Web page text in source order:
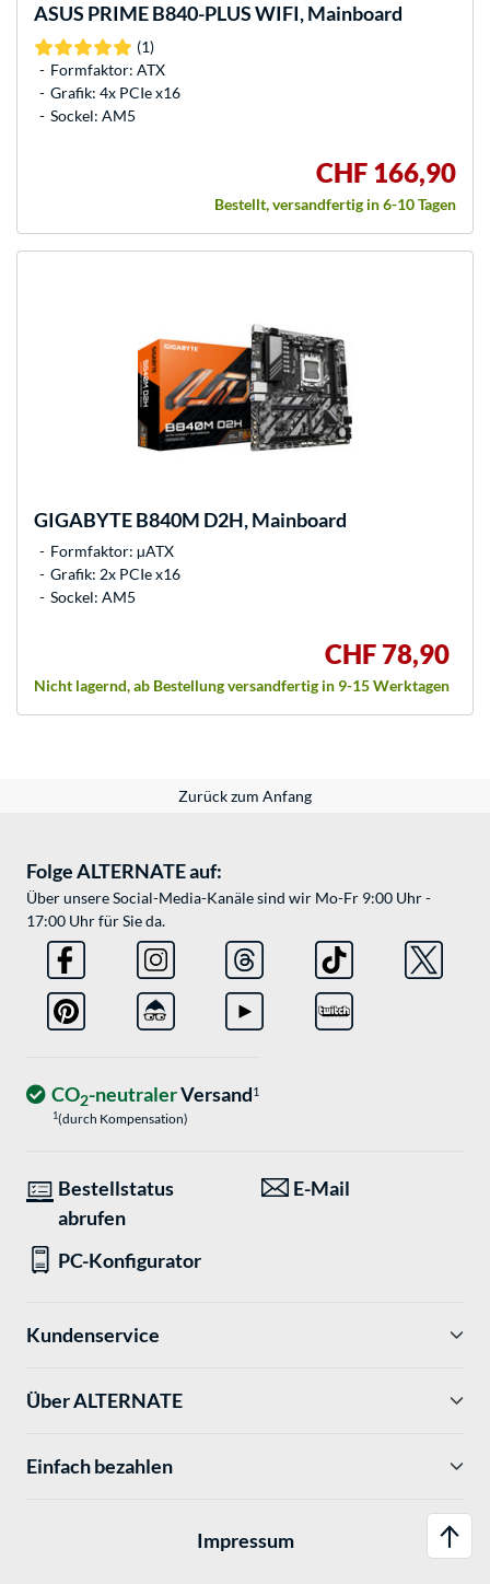
ASUS PRIME B840-PLUS WIFI, Mainboard
(1)
Formfaktor: ATX
Grafik: 4x PCIe x16
Sockel: AM5
CHF 166,90
Bestellt, versandfertig in 6-10 Tagen
GIGABYTEB840M D2H, Mainboard
Formfaktor: µATX
Grafik: 2x PCIe x16
Sockel: AM5
CHF 78,90
Nicht lagernd, ab Bestellung versandfertig in 9-15 Werktagen
Zurück zum Anfang
Folge ALTERNATE auf:
Über unsere Social-Media-Kanäle sind wir Mo-Fr 9:00 Uhr -
17:00 Uhr für Sie da.
CO2-neutralerVersand1
1(durch Kompensation)
Bestellstatus
abrufen
E-Mail
PC-Konfigurator
Kundenservice
Über ALTERNATE
Einfach bezahlen
Impressum